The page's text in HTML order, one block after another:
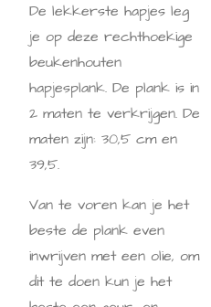
De lekkerste hapjes leg
je op deze rechthoekige
beukenhouten
hapjesplank. De plank is in
2 maten te verkrijgen. De
maten zijn: 30,5 cm en
39,5.
Van te voren kan je het
beste de plank even
inwrijven met een olie, om
dit te doen kun je het